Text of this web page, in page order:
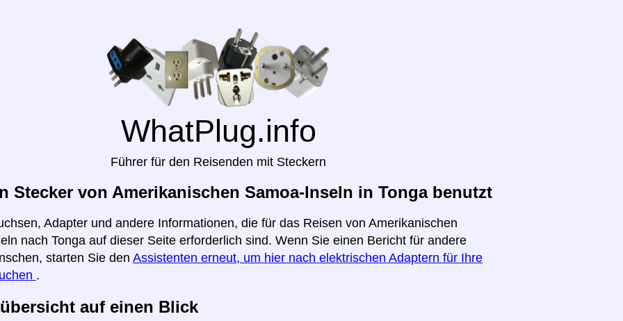
WhatPlug.info
Führer für den Reisenden mit Steckern
Stecker von Amerikanischen Samoa-Inseln in Tonga benutzt
Adapter und andere Informationen, die für das Reisen von Amerikanischen
nach Tonga auf dieser Seite erforderlich sind. Wenn Sie einen Bericht für andere
starten Sie den Assistenten erneut, um hier nach elektrischen Adaptern für Ihre
.
auf einen Blick